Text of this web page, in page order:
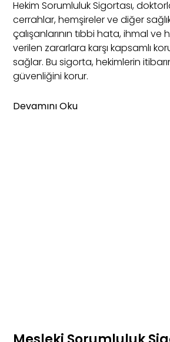
Hekim Sorumluluk Sigortası,
cerrahlar, hemşireler ve diğer
çalışanlarının tıbbi hata, ihmal ve
verilen zararlara karşı kapsamlı
sağlar. Bu sigorta, hekimlerin
güvenliğini korur.
Devamını Oku